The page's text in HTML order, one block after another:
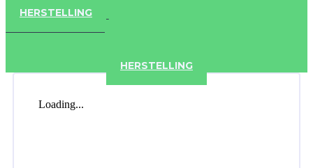
HERSTELLING
HERSTELLING
Loading...